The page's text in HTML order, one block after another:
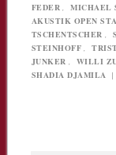
FEDER , MICHAEL
AKUSTIK OPEN
TSCHENTSCHER ,
STEINHOFF ,
JUNKER , WILLI
SHADIA DJAMILA |